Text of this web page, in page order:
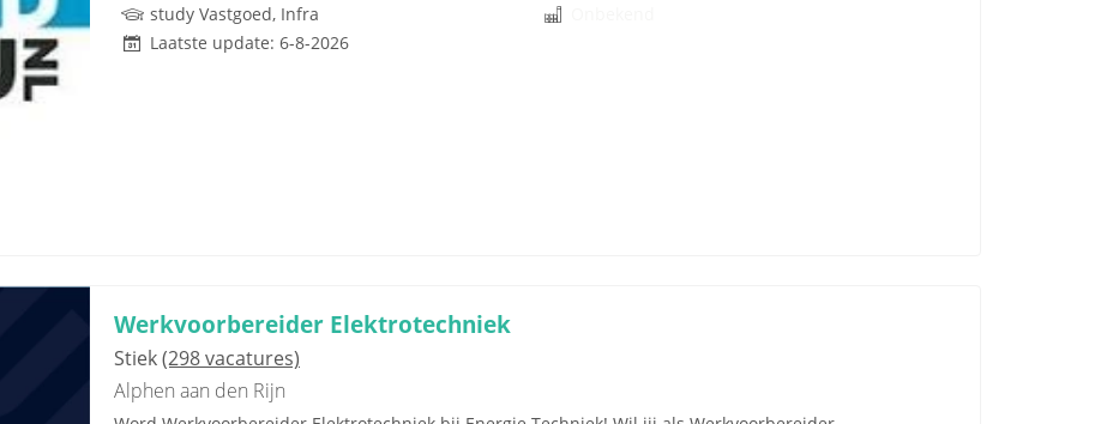
study Vastgoed, Infra
Laatste update: 6-8-2026
Werkvoorbereider Elektrotechniek
Stiek(298 vacatures)
Alphen aan den Rijn